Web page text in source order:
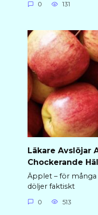
0 131
Läkare Avslöjar
Chockerande
Äpplet – för många
döljer faktiskt
0 513